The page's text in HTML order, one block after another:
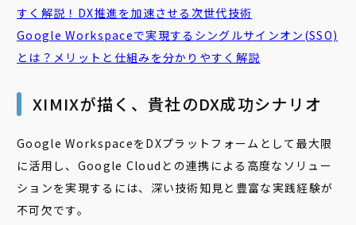
すく解説！DX推進を加速させる次世代技術
Google Workspaceで実現する シングルサインオン (SSO)
とは？メリットと仕組みを分かりやすく解説
XIMIXが描く、貴社のDX成功シナリオ
Google WorkspaceをDXプラットフォームとして最大限
に活用し、Google Cloudとの連携による高度なソリュー
ションを実現するには、深い技術知見と豊富な実践経験が
不可欠です。